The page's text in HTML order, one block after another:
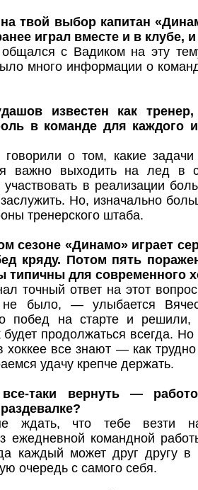
твой выбор капитан
играл вместе и в клубе,
с Вадиком на эту
много информации о
известен как
в команде для каждого
о том, какие задачи
важно выходить на лед в
в реализации
Но, изначально
тренерского штаба.
сезоне «Динамо» играет
кряду. Потом пять
типичны для современного
точный ответ на этот
не было, — улыбается
побед на старте и
будет продолжаться всегда.
хоккее все знают — как
удачу крепче держать.
таки вернуть —
ждать, что тебе везти
ежедневной командной
каждый может друг другу в
очередь с самого себя.